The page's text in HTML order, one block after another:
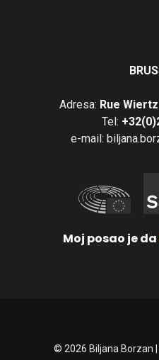
Adresa: Rue
Tel:
e-mail:
Moj posao je da
© 2026 Biljana Borzan |